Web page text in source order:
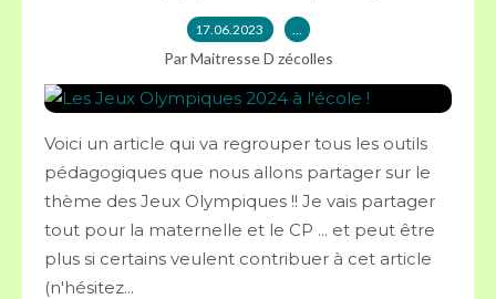
17.06.2023 …
Par Maitresse D zécolles
Voici un article qui va regrouper tous les outils
pédagogiques que nous allons partager sur le
thème des Jeux Olympiques !! Je vais partager
tout pour la maternelle et le CP ... et peut être
plus si certains veulent contribuer à cet article
(n'hésitez...